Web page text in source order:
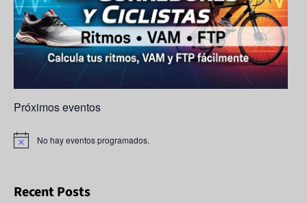
n
el
Próximos eventos
o
No hay eventos programados.
Recent Posts